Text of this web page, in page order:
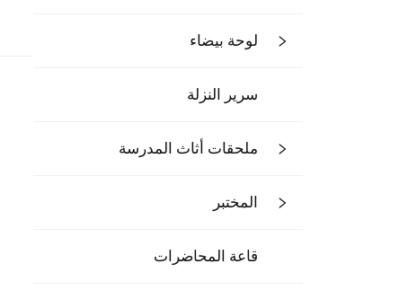
لوحة بيضاء
سرير النزلة
ملحقات أثاث المدرسة
المختبر
قاعة المحاضرات